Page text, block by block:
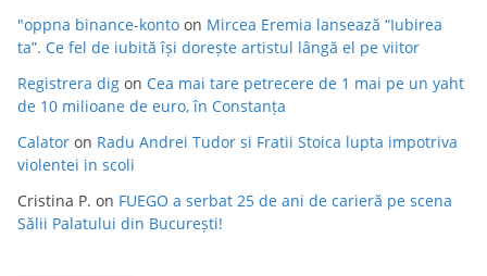
"oppna binance-konto on Mircea Eremia lansează “Iubirea
ta”. Ce fel de iubită își dorește artistul lângă el pe viitor
Registrera dig on Cea mai tare petrecere de 1 mai pe un yaht
de 10 milioane de euro, în Constanța
Calator on Radu Andrei Tudor si Fratii Stoica lupta impotriva
violentei in scoli
Cristina P. on FUEGO a serbat 25 de ani de carieră pe scena
Sălii Palatului din București!